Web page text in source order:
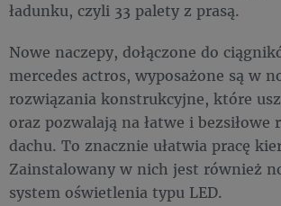
ładunku, czyli 33 palety z prasą.
Nowe naczepy, dołączone do
mercedes actros, wyposażone są w
rozwiązania konstrukcyjne, które
oraz pozwalają na łatwe i bezsiłowe
dachu. To znacznie ułatwia pracę
Zainstalowany w nich jest również
system oświetlenia typu LED.